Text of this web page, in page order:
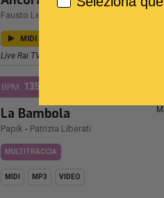
Fausto Leali
MIDI
Live Rai TV
BPM: 135
La Bambola
Papik - Patrizia Liberati
MULTITRACCIA
MIDI MP3 VIDEO